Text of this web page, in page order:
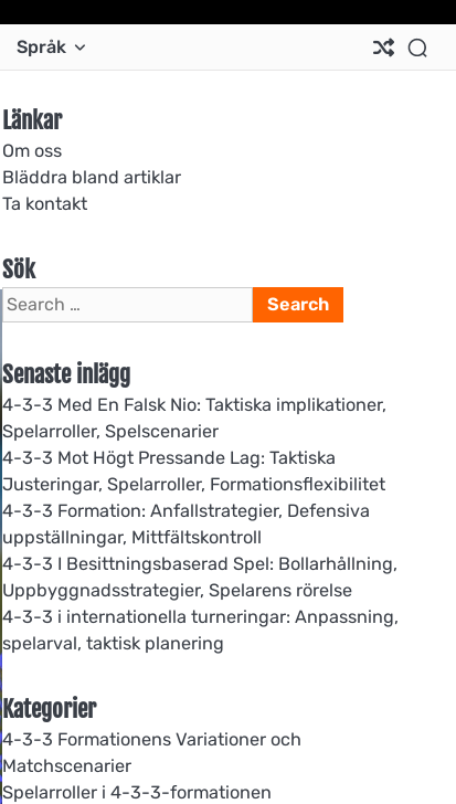
Språk
Länkar
Om oss
Bläddra bland artiklar
Ta kontakt
Sök
Search
for:
Senaste inlägg
4-3-3 Med En Falsk Nio: Taktiska implikationer,
Spelarroller, Spelscenarier
4-3-3 Mot Högt Pressande Lag: Taktiska
Justeringar, Spelarroller, Formationsflexibilitet
4-3-3 Formation: Anfallstrategier, Defensiva
uppställningar, Mittfältskontroll
4-3-3 I Besittningsbaserad Spel: Bollarhållning,
Uppbyggnadsstrategier, Spelarens rörelse
4-3-3 i internationella turneringar: Anpassning,
spelarval, taktisk planering
Kategorier
4-3-3 Formationens Variationer och
Matchscenarier
Spelarroller i 4-3-3-formationen